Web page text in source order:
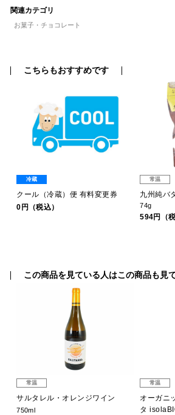
関連カテゴリ
お菓子・チョコレート
こちらもおすすめです
冷蔵
クール（冷蔵）便 有料変更券
0円（税込）
常温
九州純バ
74g
594円（税
この商品を見ている人はこの商品も見
常温
サルタレル・オレンジワイン
750ml
常温
オーガニ
タ